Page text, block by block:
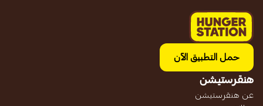
حمل التطبيق الآن
هنقرستيشن
عن هنقرستيشن